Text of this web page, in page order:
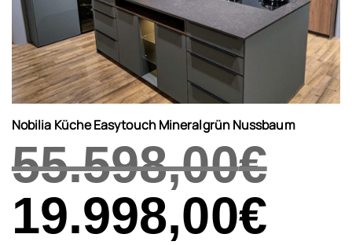
Nobilia Küche Easytouch Mineralgrün Nussbaum
55.598,00€
Ursprünglicher
Preis
55.598,00€
19.998,00€Preis
19.998,00€.